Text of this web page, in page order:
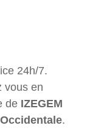
24h/7.
vous en
de IZEGEM
.